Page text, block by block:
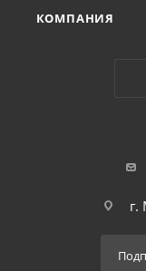
КОМПАНИЯ
г.